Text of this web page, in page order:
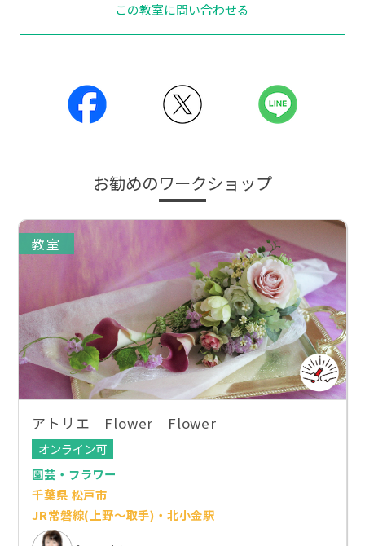
この教室に問い合わせる
お勧めのワークショップ
教室
アトリエ Flower Flower
オンライン可
園芸・フラワー
千葉県 松戸市
JR常磐線(上野～取手)・北小金駅